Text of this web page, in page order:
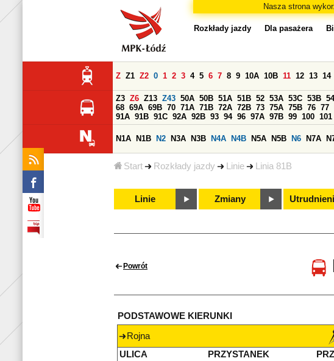
Nasza strona
Start Rozkłady jazdy Linie Linia 81B
Rozkłady jazdy Dla pasażera
Z Z1 Z2 0 1 2 3 4 5 6 7 8 9 10A 10B 11 12 13 14
Z3 Z6 Z13 Z43 50A 50B 51A 51B 52 53A 53C 53B
68 69A 69B 70 71A 71B 72A 72B 73 75A 75B 76 77
91A 91B 91C 92A 92B 93 94 96 97A 97B 99 100 101
N1A N1B N2 N3A N3B N4A N4B N5A N5B N6 N7A
Linie Zmiany
Powrót
PODSTAWOWE KIERUNKI
Rojna
ULICA
PRZYSTANEK